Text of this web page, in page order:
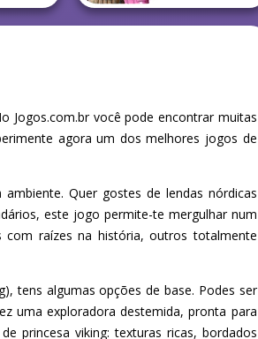
Jogos.com.br você pode encontrar muitas
agora um dos melhores jogos de
Quer gostes de lendas nórdicas
este jogo permite-te mergulhar num
com raízes na história, outros totalmente
tens algumas opções de base. Podes ser
uma exploradora destemida, pronta para
princesa viking: texturas ricas, bordados